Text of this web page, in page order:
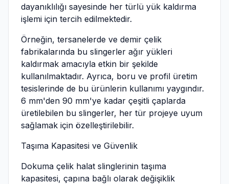
dayanıklılığı sayesinde her türlü yük kaldırma
işlemi için tercih edilmektedir.
Örneğin, tersanelerde ve demir çelik
fabrikalarında bu slingerler ağır yükleri
kaldırmak amacıyla etkin bir şekilde
kullanılmaktadır. Ayrıca, boru ve profil üretim
tesislerinde de bu ürünlerin kullanımı yaygındır.
6 mm'den 90 mm'ye kadar çeşitli çaplarda
üretilebilen bu slingerler, her tür projeye uyum
sağlamak için özelleştirilebilir.
Taşıma Kapasitesi ve Güvenlik
Dokuma çelik halat slinglerinin taşıma
kapasitesi, çapına bağlı olarak değişiklik